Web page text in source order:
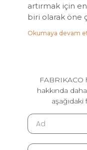
artırmak için
biri olarak öne
Okumaya devam
FABRIKACO
hakkında